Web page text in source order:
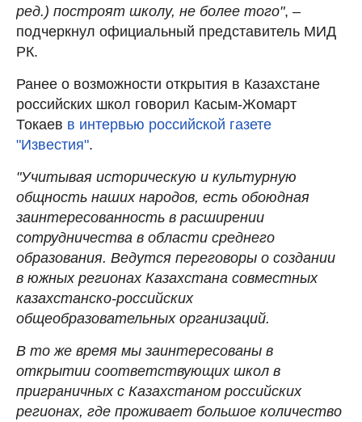
ред.) построят школу, не более того", –
подчеркнул официальный представитель МИД
РК.
Ранее о возможности открытия в Казахстане
российских школ говорил Касым-Жомарт
Токаев в интервью российской газете
"Известия".
"Учитывая историческую и культурную
общность наших народов, есть обоюдная
заинтересованность в расширении
сотрудничества в области среднего
образования. Ведутся переговоры о создании
в южных регионах Казахстана совместных
казахстанско-российских
общеобразовательных организаций.
В то же время мы заинтересованы в
открытии соответствующих школ в
приграничных с Казахстаном российских
регионах, где проживает большое количество